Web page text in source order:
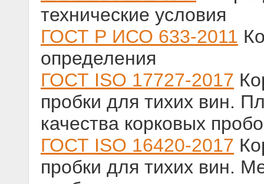
технические условия
ГОСТ Р ИСО 633-2011
определения
ГОСТ ISO 17727-2017
пробки для тихих вин.
качества корковых
ГОСТ ISO 16420-2017
пробки для тихих вин.